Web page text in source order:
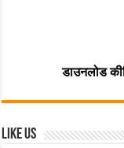
डाउनलोड
Like Us